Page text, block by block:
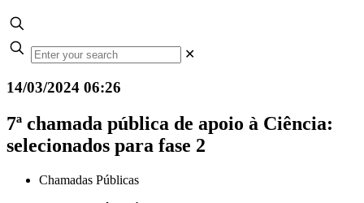
✕
14/03/2024 06:26
7ª chamada pública de apoio à Ciência:
selecionados para fase 2
Chamadas Públicas